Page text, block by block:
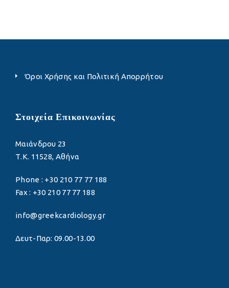
Όροι Χρήσης και Πολιτική Απορρήτου
Στοιχεία Επικοινωνίας
Μαιάνδρου 23
Τ.Κ. 11528, Αθήνα
Phone : +30 210 77 77 188
Fax : +30 210 77 77 188
info@greekcardiology.gr
Δευτ-Παρ: 09.00-13.00